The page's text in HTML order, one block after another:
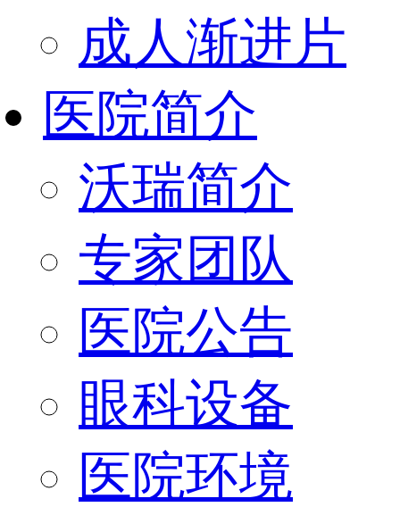
成人渐进片
医院简介
沃瑞简介
专家团队
医院公告
眼科设备
医院环境